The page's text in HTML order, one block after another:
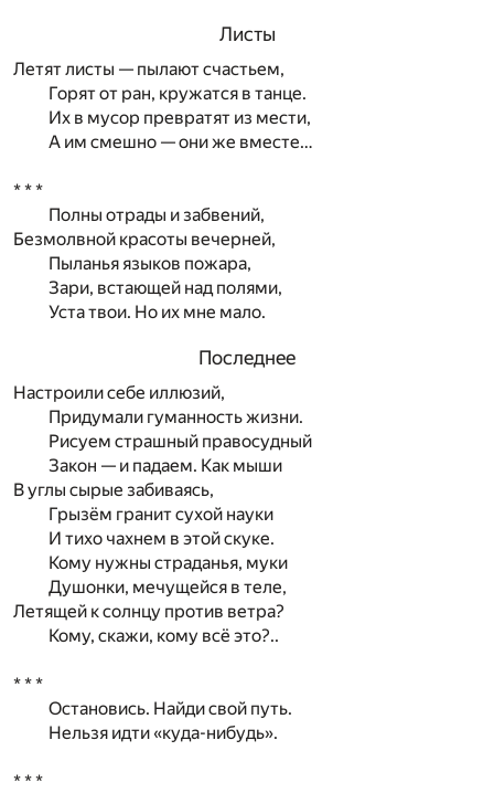
Листы
Летят листы — пылают счастьем,
Горят от ран, кружатся в танце.
Их в мусор превратят из мести,
А им смешно — они же вместе…
* * *
Полны отрады и забвений,
Безмолвной красоты вечерней,
Пыланья языков пожара,
Зари, встающей над полями,
Уста твои. Но их мне мало.
Последнее
Настроили себе иллюзий,
Придумали гуманность жизни.
Рисуем страшный правосудный
Закон — и падаем. Как мыши
В углы сырые забиваясь,
Грызём гранит сухой науки
И тихо чахнем в этой скуке.
Кому нужны страданья, муки
Душонки, мечущейся в теле,
Летящей к солнцу против ветра?
Кому, скажи, кому всё это?..
* * *
Остановись. Найди свой путь.
Нельзя идти «куда-нибудь».
* * *